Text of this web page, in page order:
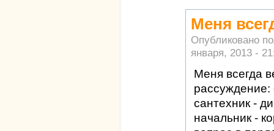
Меня
Опубликовано
января, 2013 -
Меня всегда
рассуждение:
сантехник -
начальник -